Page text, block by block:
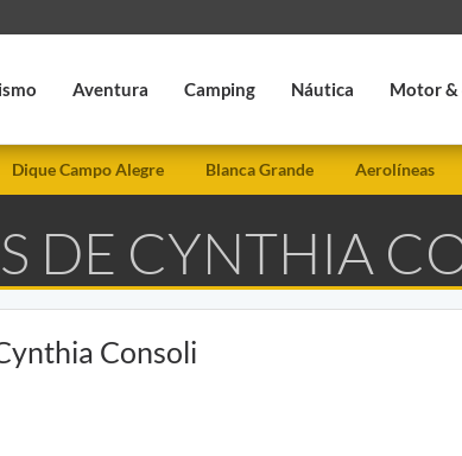
Aventura Camping Náutica Motor &
Dique Campo Alegre Blanca Grande Aerolíneas
DE CYNTHIA
Consoli